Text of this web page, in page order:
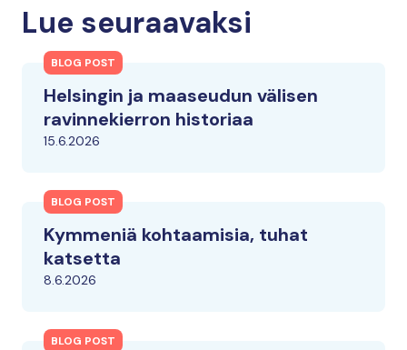
Lue seuraavaksi
BLOG POST
Helsingin ja maaseudun välisen
ravinnekierron historiaa
15.6.2026
BLOG POST
Kymmeniä kohtaamisia, tuhat
katsetta
8.6.2026
BLOG POST